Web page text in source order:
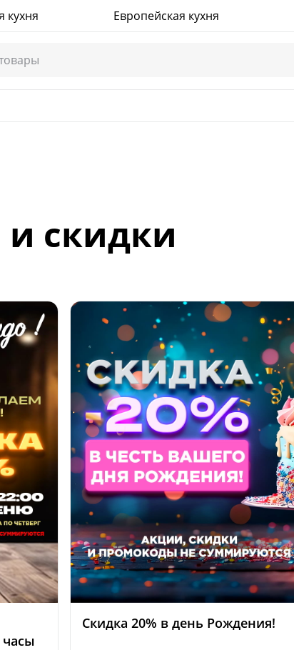
График работы ежедневно с 9:30 до 22:00
кухня Европейская кухня
скидки
Скидка 20% в день Рождения!